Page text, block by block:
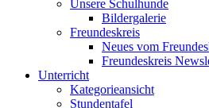
Unsere Schulhunde
Bildergalerie
Freundeskreis
Neues vom
Freundeskreis
Unterricht
Kategorieansicht
Stundentafel